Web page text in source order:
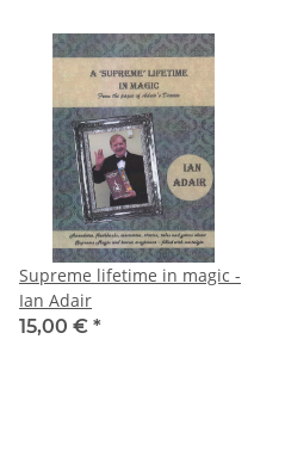
Supreme lifetime in magic -
Ian Adair
15,00 € *